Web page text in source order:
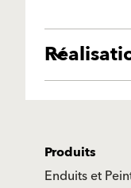
Produits
Enduits et